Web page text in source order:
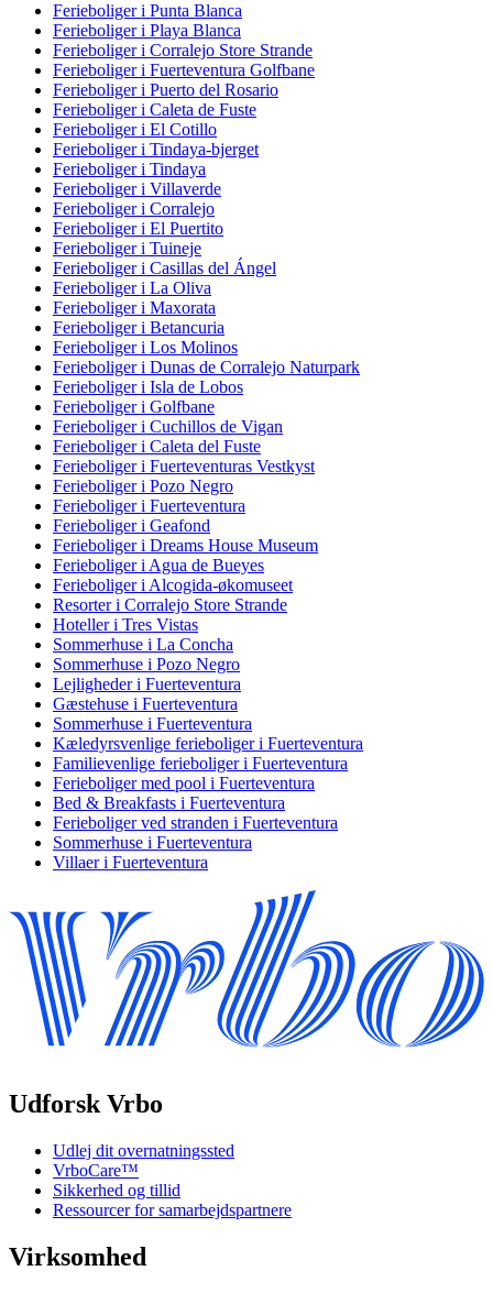
Ferieboliger i Punta Blanca
Ferieboliger i Playa Blanca
Ferieboliger i Corralejo Store Strande
Ferieboliger i Fuerteventura Golfbane
Ferieboliger i Puerto del Rosario
Ferieboliger i Caleta de Fuste
Ferieboliger i El Cotillo
Ferieboliger i Tindaya-bjerget
Ferieboliger i Tindaya
Ferieboliger i Villaverde
Ferieboliger i Corralejo
Ferieboliger i El Puertito
Ferieboliger i Tuineje
Ferieboliger i Casillas del Ángel
Ferieboliger i La Oliva
Ferieboliger i Maxorata
Ferieboliger i Betancuria
Ferieboliger i Los Molinos
Ferieboliger i Dunas de Corralejo Naturpark
Ferieboliger i Isla de Lobos
Ferieboliger i Golfbane
Ferieboliger i Cuchillos de Vigan
Ferieboliger i Caleta del Fuste
Ferieboliger i Fuerteventuras Vestkyst
Ferieboliger i Pozo Negro
Ferieboliger i Fuerteventura
Ferieboliger i Geafond
Ferieboliger i Dreams House Museum
Ferieboliger i Agua de Bueyes
Ferieboliger i Alcogida-økomuseet
Resorter i Corralejo Store Strande
Hoteller i Tres Vistas
Sommerhuse i La Concha
Sommerhuse i Pozo Negro
Lejligheder i Fuerteventura
Gæstehuse i Fuerteventura
Sommerhuse i Fuerteventura
Kæledyrsvenlige ferieboliger i Fuerteventura
Familievenlige ferieboliger i Fuerteventura
Ferieboliger med pool i Fuerteventura
Bed & Breakfasts i Fuerteventura
Ferieboliger ved stranden i Fuerteventura
Sommerhuse i Fuerteventura
Villaer i Fuerteventura
Udforsk Vrbo
Udlej dit overnatningssted
VrboCare™
Sikkerhed og tillid
Ressourcer for samarbejdspartnere
Virksomhed